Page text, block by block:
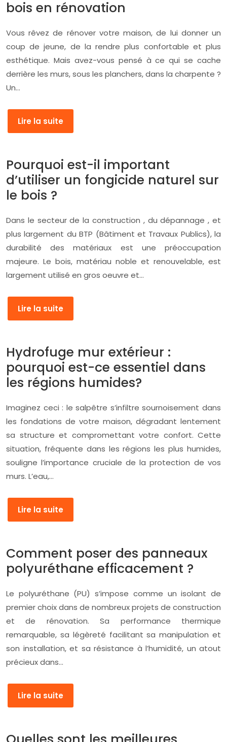
bois en rénovation
Vous rêvez de rénover votre maison, de lui donner un
coup de jeune, de la rendre plus confortable et plus
esthétique. Mais avez-vous pensé à ce qui se cache
derrière les murs, sous les planchers, dans la charpente ?
Un…
Lire la suite
Pourquoi est-il important
d’utiliser un fongicide naturel sur
le bois ?
Dans le secteur de la construction , du dépannage , et
plus largement du BTP (Bâtiment et Travaux Publics), la
durabilité des matériaux est une préoccupation
majeure. Le bois, matériau noble et renouvelable, est
largement utilisé en gros oeuvre et…
Lire la suite
Hydrofuge mur extérieur :
pourquoi est-ce essentiel dans
les régions humides?
Imaginez ceci : le salpêtre s’infiltre sournoisement dans
les fondations de votre maison, dégradant lentement
sa structure et compromettant votre confort. Cette
situation, fréquente dans les régions les plus humides,
souligne l’importance cruciale de la protection de vos
murs. L’eau,…
Lire la suite
Comment poser des panneaux
polyuréthane efficacement ?
Le polyuréthane (PU) s’impose comme un isolant de
premier choix dans de nombreux projets de construction
et de rénovation. Sa performance thermique
remarquable, sa légèreté facilitant sa manipulation et
son installation, et sa résistance à l’humidité, un atout
précieux dans…
Lire la suite